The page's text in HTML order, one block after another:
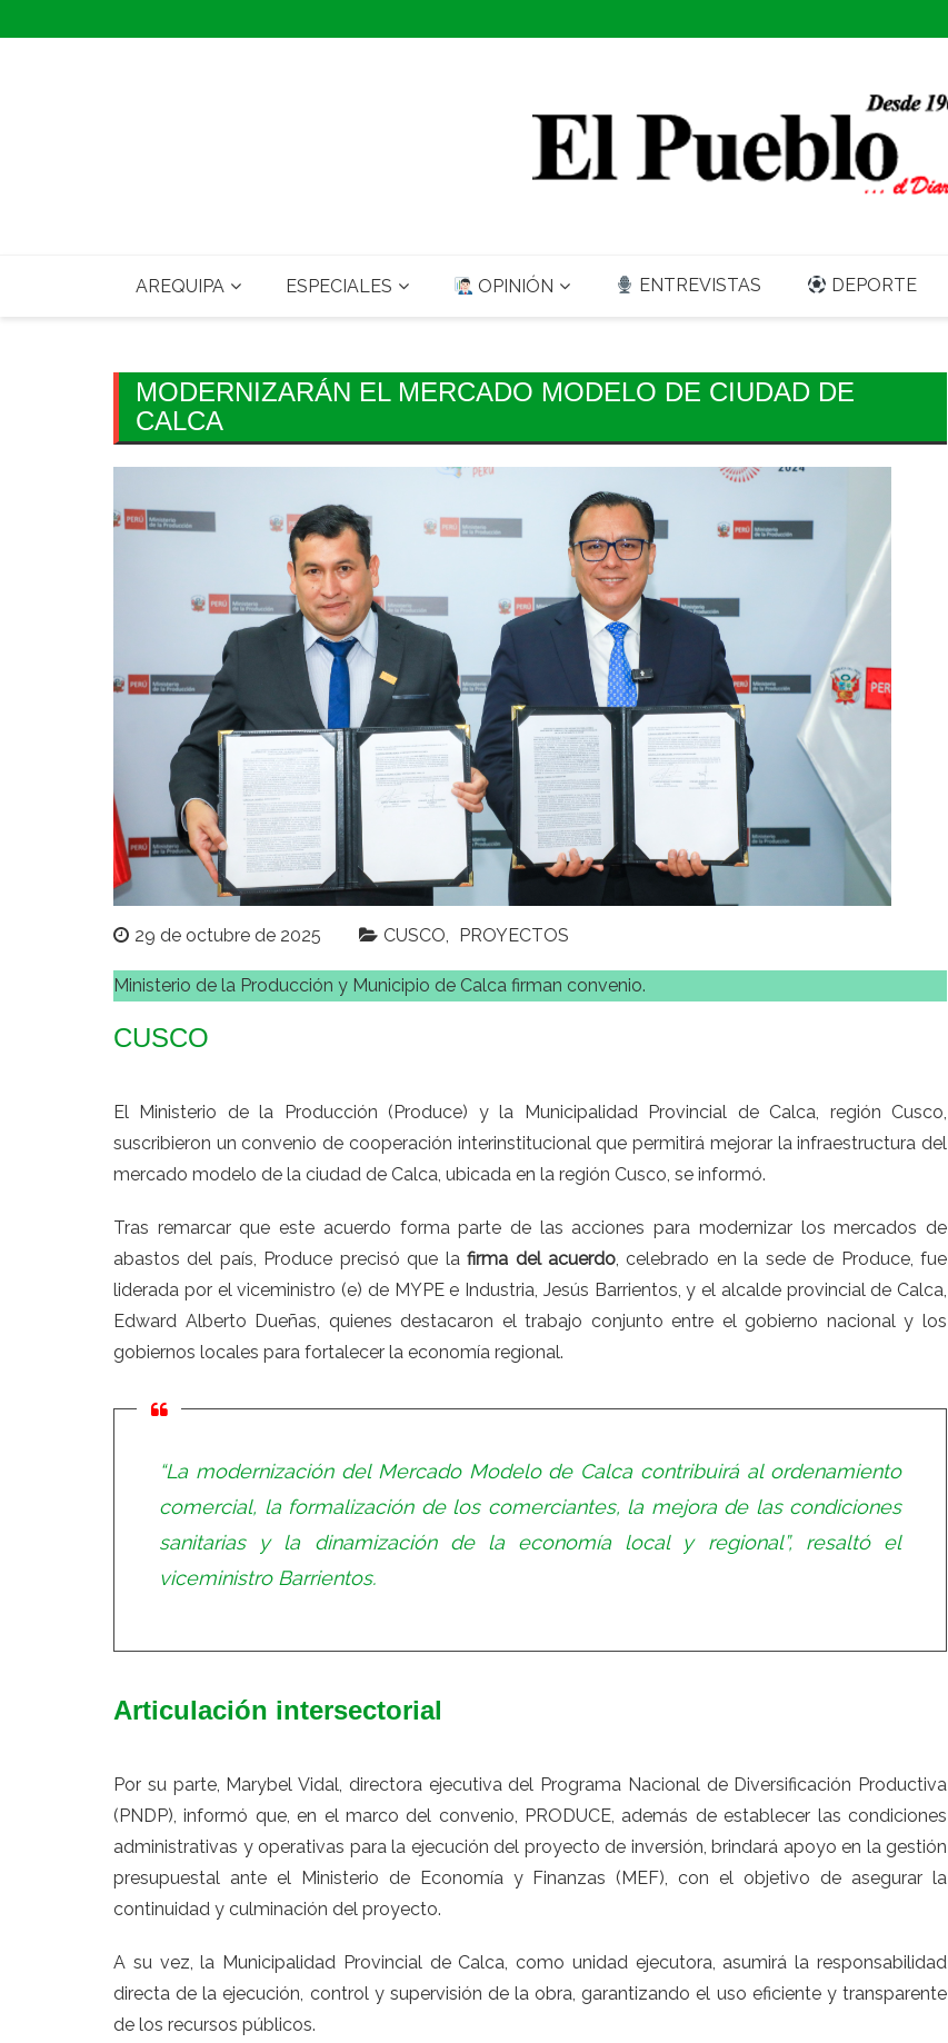
to
AREQUIPA ESPECIALES OPINIÓN ENTREVISTAS DEPORTE
MODERNIZARÁN EL MERCADO MODELO DE CIUDAD DE
CALCA
29 de octubre de 2025 CUSCO PROYECTOS
Ministerio de la Producción y Municipio de Calca firman convenio.
CUSCO
El Ministerio de la Producción (Produce) y la Municipalidad Provincial de Calca, región Cusco,
suscribieron un convenio de cooperación interinstitucional que permitirá mejorar la infraestructura del
mercado modelo de la ciudad de Calca, ubicada en la región Cusco, se informó.
Tras remarcar que este acuerdo forma parte de las acciones para modernizar los mercados de
abastos del país, Produce precisó que lafirma del acuerdo, celebrado en la sede de Produce, fue
liderada por el viceministro (e) de MYPE e Industria, Jesús Barrientos, y el alcalde provincial de Calca,
Edward Alberto Dueñas, quienes destacaron el trabajo conjunto entre el gobierno nacional y los
gobiernos locales para fortalecer la economía regional.
“La modernización del Mercado Modelo de Calca contribuirá al ordenamiento
comercial, la formalización de los comerciantes, la mejora de las condiciones
sanitarias y la dinamización de la economía local y regional”, resaltó el
viceministro Barrientos.
Articulación intersectorial
Por su parte, Marybel Vidal, directora ejecutiva del Programa Nacional de Diversificación Productiva
(PNDP), informó que, en el marco del convenio, PRODUCE, además de establecer las condiciones
administrativas y operativas para la ejecución del proyecto de inversión, brindará apoyo en la gestión
presupuestal ante el Ministerio de Economía y Finanzas (MEF), con el objetivo de asegurar la
continuidad y culminación del proyecto.
A su vez, la Municipalidad Provincial de Calca, como unidad ejecutora, asumirá la responsabilidad
directa de la ejecución, control y supervisión de la obra, garantizando el uso eficiente y transparente
de los recursos públicos.